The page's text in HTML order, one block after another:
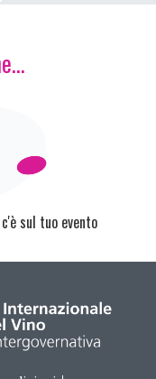
sul tuo evento